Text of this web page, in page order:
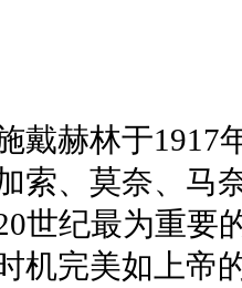
戴赫林于
索、莫奈、马
世纪最为重要
机完美如上帝